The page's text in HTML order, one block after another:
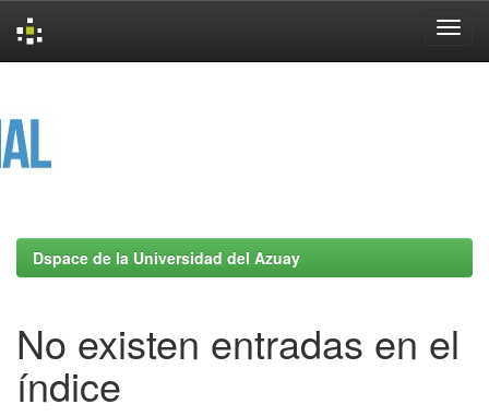
Dspace de la Universidad del Azuay
No existen entradas en el
índice